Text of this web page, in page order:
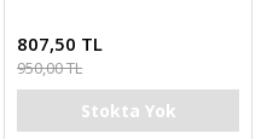
807,50 TL
950,00 TL
Stokta Yok